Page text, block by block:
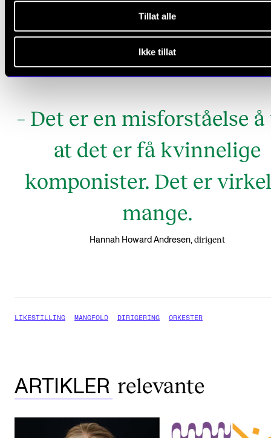
Tillat alle
Ikke tillat
frihet og for kunstnerisk frihet. Med ressursene til
– Det er en misforståelse
at det er få kvinnelige
komponister. Det er
mange.
Hannah Howard Andresen, dirigent
LIKESTILLING MANGFOLD DIRIGERING ORKESTER
ARTIKLER relevante